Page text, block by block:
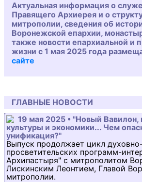
Актуальная информация о
Правящего Архиерея и о
митрополии, сведения об
Воронежской епархии,
также новости епархиальной и
жизни с 1 мая 2025 года
сайте
ГЛАВНЫЕ НОВОСТИ
19 мая 2025 • "Новый Вавилон,
культуры и экономики... Чем
унификация?"
Выпуск продолжает цикл
просветительских программ-
Архипастыря" с митрополитом
Лискинским Леонтием, Главой
митрополии.